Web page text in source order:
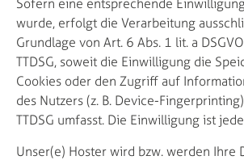
Sofern eine entsprechende
wurde, erfolgt die Verarbeitung
Grundlage von Art. 6 Abs. 1 lit. a
TTDSG, soweit die Einwilligung die
Cookies oder den Zugriff auf
des Nutzers (z. B. Device-
TTDSG umfasst. Die Einwilligung ist
Unser(e) Hoster wird bzw. werden Ihre